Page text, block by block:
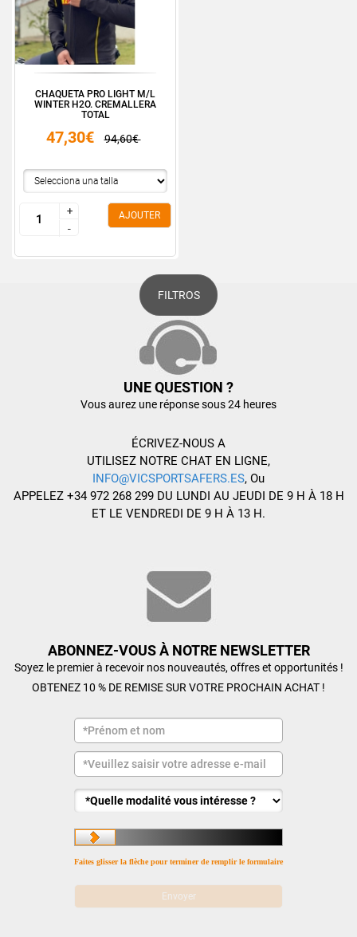
FILTROS
CHAQUETA PRO LIGHT M/L
WINTER H2O. CREMALLERA
TOTAL
47,30€ 94,60€
+
-
+
-
AJOUTER
UNE QUESTION ?
Vous aurez une réponse sous 24 heures
ÉCRIVEZ-NOUS A
UTILISEZ NOTRE CHAT EN LIGNE,
INFO@VICSPORTSAFERS.ES, Ou
APPELEZ +34 972 268 299 DU LUNDI AU JEUDI DE 9 H À 18 H
ET LE VENDREDI DE 9 H À 13 H.
ABONNEZ-VOUS À NOTRE NEWSLETTER
Soyez le premier à recevoir nos nouveautés, offres et opportunités !
OBTENEZ 10 % DE REMISE SUR VOTRE PROCHAIN ACHAT !
Faites glisser la flèche pour terminer de remplir le formulaire